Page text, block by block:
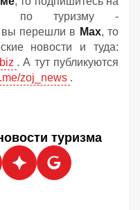
по туризму -
перешли в Мах, то
новости и туда:
. А тут публикуются
zoj_news .
туризма